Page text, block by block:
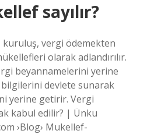
sayılır?
vergi ödemekten
olarak adlandırılır.
beyannamelerini yerine
devlete sunarak
yerine getirir. Vergi
kabul edilir? | Ünku
›Blog› Mukellef-